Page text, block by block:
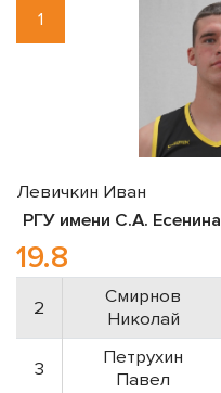
1
Левичкин Иван
РГУ имени С.А. Есенина
19.8
2
Смирнов
Николай
3
Петрухин
Павел